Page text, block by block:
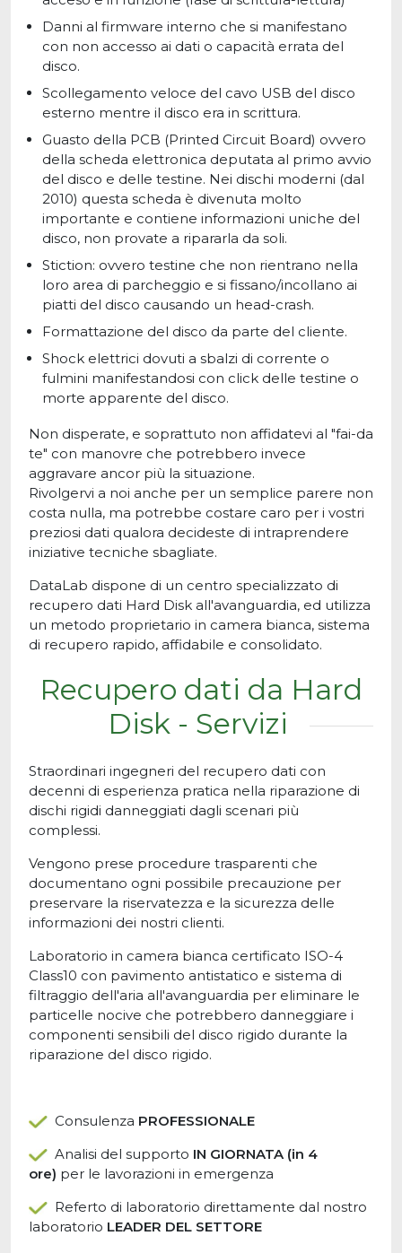
Danni al firmware interno che si manifestano
con non accesso ai dati o capacità errata del
disco.
Scollegamento veloce del cavo USB del disco
esterno mentre il disco era in scrittura.
Guasto della PCB (Printed Circuit Board) ovvero
della scheda elettronica deputata al primo avvio
del disco e delle testine. Nei dischi moderni (dal
2010) questa scheda è divenuta molto
importante e contiene informazioni uniche del
disco, non provate a ripararla da soli.
Stiction: ovvero testine che non rientrano nella
loro area di parcheggio e si fissano/incollano ai
piatti del disco causando un head-crash.
Formattazione del disco da parte del cliente.
Shock elettrici dovuti a sbalzi di corrente o
fulmini manifestandosi con click delle testine o
morte apparente del disco.
Non disperate, e soprattuto non affidatevi al "fai-da
te" con manovre che potrebbero invece
aggravare ancor più la situazione.
Rivolgervi a noi anche per un semplice parere non
costa nulla, ma potrebbe costare caro per i vostri
preziosi dati qualora decideste di intraprendere
iniziative tecniche sbagliate.
DataLab dispone di un centro specializzato di
recupero dati Hard Disk all'avanguardia, ed utilizza
un metodo proprietario in camera bianca, sistema
di recupero rapido, affidabile e consolidato.
Recupero dati da Hard
Disk - Servizi
Straordinari ingegneri del recupero dati con
decenni di esperienza pratica nella riparazione di
dischi rigidi danneggiati dagli scenari più
complessi.
Vengono prese procedure trasparenti che
documentano ogni possibile precauzione per
preservare la riservatezza e la sicurezza delle
informazioni dei nostri clienti.
Laboratorio in camera bianca certificato ISO-4
Class10 con pavimento antistatico e sistema di
filtraggio dell'aria all'avanguardia per eliminare le
particelle nocive che potrebbero danneggiare i
componenti sensibili del disco rigido durante la
riparazione del disco rigido.
Consulenza PROFESSIONALE
Analisi del supporto IN GIORNATA (in 4
ore) per le lavorazioni in emergenza
Referto di laboratorio direttamente dal nostro
laboratorio LEADER DEL SETTORE